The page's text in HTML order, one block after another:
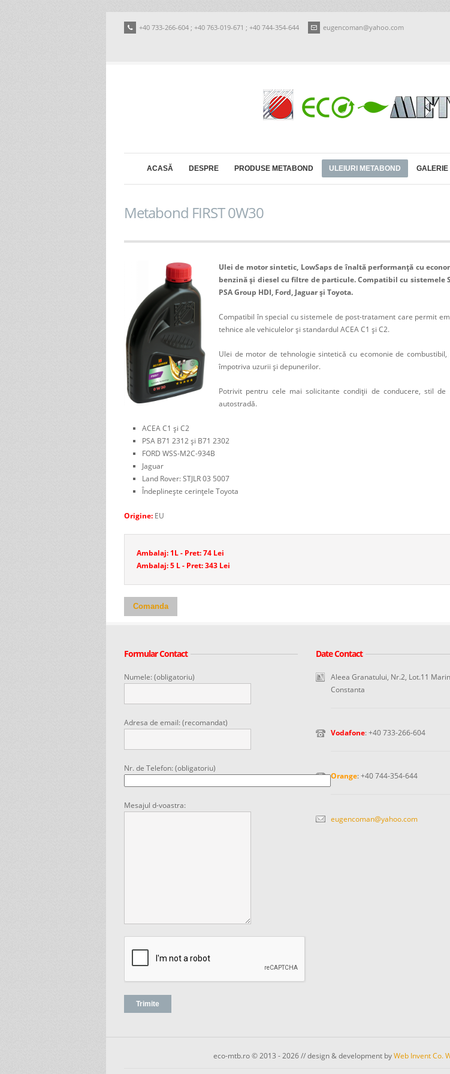
+40 733-266-604 ; +40 763-019-671 ; +40 744-354-644 eugencoman@yahoo.com
ACASĂ DESPRE PRODUSE METABOND ULEIURI METABOND GALERIE
Metabond FIRST 0W30
Ulei de motor sintetic, LowSaps de înaltă performanță cu
benzină și diesel cu filtre de particule. Compatibil cu
PSA Group HDI, Ford, Jaguar și Toyota.
Compatibil în special cu sistemele de post-tratament care permit
tehnice ale vehiculelor și standardul ACEA C1 și C2.
Ulei de motor de tehnologie sintetică cu ecomonie de
împotriva uzurii și depunerilor.
Potrivit pentru cele mai solicitante condiții de conducere, stil
autostradă.
ACEA C1 și C2
PSA B71 2312 și B71 2302
FORD WSS-M2C-934B
Jaguar
Land Rover: STJLR 03 5007
Îndeplinește cerințele Toyota
Origine: EU
Ambalaj: 1L - Pret: 74 Lei
Ambalaj: 5 L - Pret: 343 Lei
Comanda
Formular Contact
Numele: (obligatoriu)
Adresa de email: (recomandat)
Nr. de Telefon: (obligatoriu)
Mesajul d-voastra:
Date Contact
Aleea Granatului, Nr.2, Lot.11
Constanta
Vodafone: +40 733-266-604
Orange: +40 744-354-644
eugencoman@yahoo.com
eco-mtb.ro © 2013 - 2026 // design & development byWeb Invent Co.